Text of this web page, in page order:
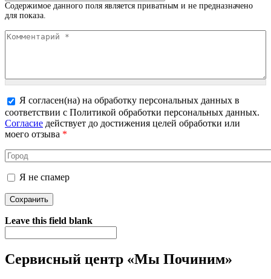
Содержимое данного поля является приватным и не предназначено
для показа.
Комментарий*
Более подробная информация о текстовых форматах
Я согласен(на) на обработку персональных данных в
соответствии с Политикой обработки персональных данных.
Согласие действует до достижения целей обработки или
моего отзыва *
Город
Я не спамер
Я спамер
Leave this field blank
Сервисный центр «Мы Починим»